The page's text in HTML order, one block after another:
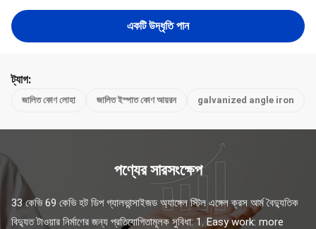
একটি উদ্ধৃতি পান
ট্যাগ:
জালিত কোণ লোহা জালিত ইস্পাত কোণ আয়রন galvanized angle iron
পণ্যের সারসংক্ষেপ
33 কেভি 69 কেভি হট ডিপ গ্যালভান্সাইজড অ্যাঙ্গেল স্টিল এঙ্গেল ক্রস আর্ম বৈদ্যুতিক
বিদ্যুত টাওয়ার নির্মাণের জন্য প্রতিযোগিতামূলক সুবিধা: 1. Easy work: more